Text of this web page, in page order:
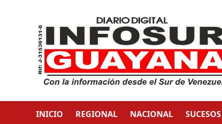
INICIO REGIONAL NACIONAL SUCESOS